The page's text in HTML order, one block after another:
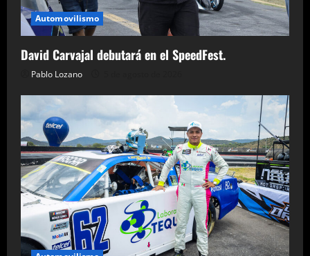
Automovilismo
David Carvajal debutará en el SpeedFest.
Pablo Lozano